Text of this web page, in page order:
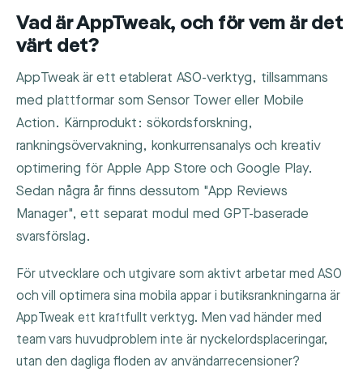
Vad är AppTweak, och för vem är det
värt det?
AppTweak är ett etablerat ASO-verktyg, tillsammans
med plattformar som Sensor Tower eller Mobile
Action. Kärnprodukt: sökordsforskning,
rankningsövervakning, konkurrensanalys och kreativ
optimering för Apple App Store och Google Play.
Sedan några år finns dessutom "App Reviews
Manager", ett separat modul med GPT-baserade
svarsförslag.
För utvecklare och utgivare som aktivt arbetar med ASO
och vill optimera sina mobila appar i butiksrankningarna är
AppTweak ett kraftfullt verktyg. Men vad händer med
team vars huvudproblem inte är nyckelordsplaceringar,
utan den dagliga floden av användarrecensioner?